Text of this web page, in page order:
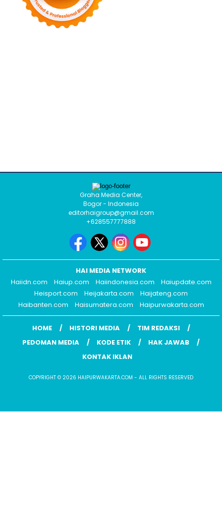
Graha Media Center,
Bogor - Indonesia
editorhaigroup@gmail.com
+628557777888
HAI MEDIA NETWORK
Haiidn.com
Haiup.com Haiindonesia.com
Haiupdate.com
Heisport.com
Heijakarta.com
Haijateng.com
Haibanten.com
Haisumatera.com Haipurwakarta.com
HOME HISTORI MEDIA
TIM REDAKSI
PEDOMAN MEDIA
KODE ETIK
HAK JAWAB
KONTAK IKLAN
COPYRIGHT © 2026 HAIPURWAKARTA.COM - ALL RIGHTS RESERVED